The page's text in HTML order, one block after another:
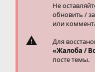
Не
обновить /
или
Для
«Жалоба /
посте темы.